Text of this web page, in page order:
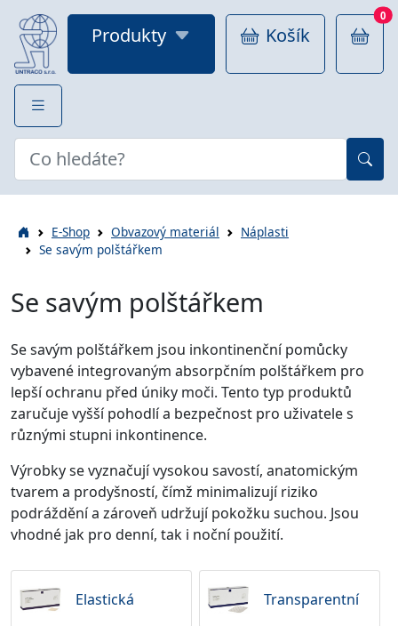
Produkty Košík
0
E-Shop Obvazový materiál
Náplasti
Se savým polštářkem
Se savým polštářkem
Se savým polštářkem jsou inkontinenční pomůcky
vybavené integrovaným absorpčním polštářkem pro
lepší ochranu před úniky moči. Tento typ produktů
zaručuje vyšší pohodlí a bezpečnost pro uživatele s
různými stupni inkontinence.
Výrobky se vyznačují vysokou savostí, anatomickým
tvarem a prodyšností, čímž minimalizují riziko
podráždění a zároveň udržují pokožku suchou. Jsou
vhodné jak pro denní, tak i noční použití.
Elastická Transparentní